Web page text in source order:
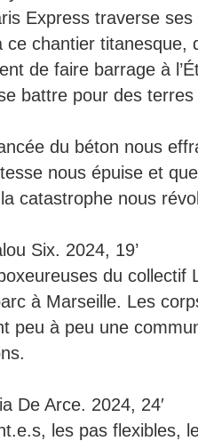
Express traverse
chantier titanesque,
de faire barrage à
battre pour des
du béton nous
nous épuise et
catastrophe nous
Six. 2024, 19’
du collectif
à Marseille. Les
peu à peu une
De Arce. 2024, 24′
les pas flexibles,